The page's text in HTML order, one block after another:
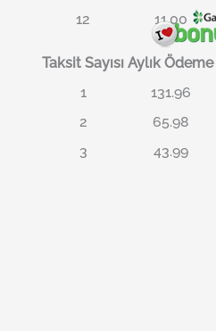
12
11.00
Taksit Sayısı Aylık Ödeme
1
131.96
2
65.98
3
43.99